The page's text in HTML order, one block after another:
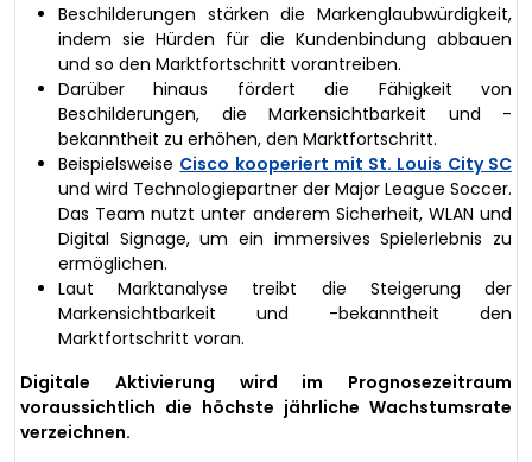
Beschilderungen stärken die Markenglaubwürdigkeit,
indem sie Hürden für die Kundenbindung abbauen
und so den Marktfortschritt vorantreiben.
Darüber hinaus fördert die Fähigkeit von
Beschilderungen, die Markensichtbarkeit und -
bekanntheit zu erhöhen, den Marktfortschritt.
Beispielsweise Cisco kooperiert mit St. Louis City SC
und wird Technologiepartner der Major League Soccer.
Das Team nutzt unter anderem Sicherheit, WLAN und
Digital Signage, um ein immersives Spielerlebnis zu
ermöglichen.
Laut Marktanalyse treibt die Steigerung der
Markensichtbarkeit und -bekanntheit den
Marktfortschritt voran.
Digitale Aktivierung wird im Prognosezeitraum
voraussichtlich die höchste jährliche Wachstumsrate
verzeichnen.